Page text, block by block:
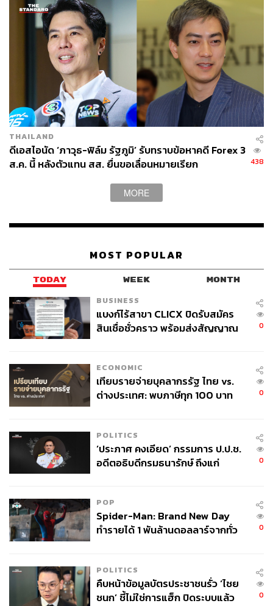
THAILAND
ดีเอสไอนัด ‘ภาวุธ-ฟิล์ม รัฐภูมิ’ รับทราบข้อหาคดี Forex 3
ส.ค. นี้ หลังตัวแทน สส. ยื่นขอเลื่อนหมายเรียก
438
MORE
MOST POPULAR
TODAY WEEK MONTH
BUSINESS
แบงก์ไร้สาขา CLICX ปิดรับสมัคร
สินเชื่อชั่วคราว พร้อมส่งสัญญาณ
0
ECONOMIC
เทียบรายจ่ายบุคลากรรัฐ ไทย vs.
ต่างประเทศ: พบภาษีทุก 100 บาท
0
POLITICS
‘ประภาศ คงเอียด’ กรรมการ ป.ป.ช.
อดีตอธิบดีกรมธนารักษ์ ถึงแก่
0
POP
Spider-Man: Brand New Day
ทำรายได้ 1 พันล้านดอลลาร์จากทั่ว
0
POLITICS
คืบหน้าข้อมูลบัตรประชาชนรั่ว ‘ไชย
ชนก’ ชี้ไม่ใช่การแฮ็ก ปิดระบบแล้ว
0